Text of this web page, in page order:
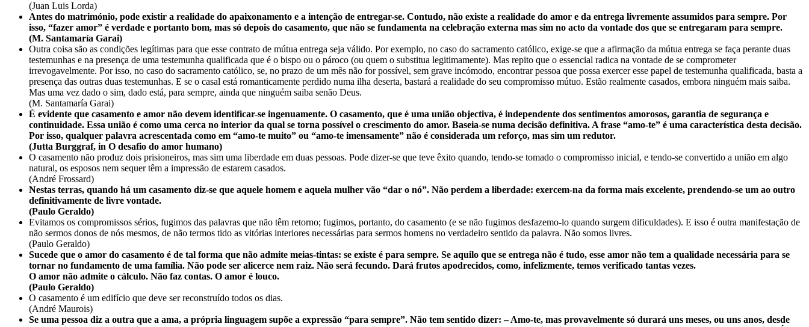
(Juan Luis Lorda)
Antes do matrimónio, pode existir a realidade do apaixonamento e a intenção de entregar-se. Contudo, não existe a realidade do amor e da entrega livremente assumidos para sempre. Por
isso, “fazer amor” é verdade e portanto bom, mas só depois do casamento, que não se fundamenta na celebração externa mas sim no acto da vontade dos que se entregaram para sempre.
(M. Santamaría Garai)
Outra coisa são as condições legítimas para que esse contrato de mútua entrega seja válido. Por exemplo, no caso do sacramento católico, exige-se que a afirmação da mútua entrega se faça perante duas
testemunhas e na presença de uma testemunha qualificada que é o bispo ou o pároco (ou quem o substitua legitimamente). Mas repito que o essencial radica na vontade de se comprometer
irrevogavelmente. Por isso, no caso do sacramento católico, se, no prazo de um mês não for possível, sem grave incómodo, encontrar pessoa que possa exercer esse papel de testemunha qualificada, basta a
presença das outras duas testemunhas. E se o casal está romanticamente perdido numa ilha deserta, bastará a realidade do seu compromisso mútuo. Estão realmente casados, embora ninguém mais saiba.
Mas uma vez dado o sim, dado está, para sempre, ainda que ninguém saiba senão Deus.
(M. Santamaría Garai)
É evidente que casamento e amor não devem identificar-se ingenuamente. O casamento, que é uma união objectiva, é independente dos sentimentos amorosos, garantia de segurança e
continuidade. Essa união é como uma cerca no interior da qual se torna possível o crescimento do amor. Baseia-se numa decisão definitiva. A frase “amo-te” é uma característica desta decisão.
Por isso, qualquer palavra acrescentada como em “amo-te muito” ou “amo-te imensamente” não é considerada um reforço, mas sim um redutor.
(Jutta Burggraf, in O desafio do amor humano)
O casamento não produz dois prisioneiros, mas sim uma liberdade em duas pessoas. Pode dizer-se que teve êxito quando, tendo-se tomado o compromisso inicial, e tendo-se convertido a união em algo
natural, os esposos nem sequer têm a impressão de estarem casados.
(André Frossard)
Nestas terras, quando há um casamento diz-se que aquele homem e aquela mulher vão “dar o nó”. Não perdem a liberdade: exercem-na da forma mais excelente, prendendo-se um ao outro
definitivamente de livre vontade.
(Paulo Geraldo)
Evitamos os compromissos sérios, fugimos das palavras que não têm retorno; fugimos, portanto, do casamento (e se não fugimos desfazemo-lo quando surgem dificuldades). E isso é outra manifestação de
não sermos donos de nós mesmos, de não termos tido as vitórias interiores necessárias para sermos homens no verdadeiro sentido da palavra. Não somos livres.
(Paulo Geraldo)
Sucede que o amor do casamento é de tal forma que não admite meias-tintas: se existe é para sempre. Se aquilo que se entrega não é tudo, esse amor não tem a qualidade necessária para se
tornar no fundamento de uma família. Não pode ser alicerce nem raiz. Não será fecundo. Dará frutos apodrecidos, como, infelizmente, temos verificado tantas vezes.
O amor não admite o cálculo. Não faz contas. O amor é louco.
(Paulo Geraldo)
O casamento é um edifício que deve ser reconstruído todos os dias.
(André Maurois)
Se uma pessoa diz a outra que a ama, a própria linguagem supõe a expressão “para sempre”. Não tem sentido dizer: – Amo-te, mas provavelmente só durará uns meses, ou uns anos, desde